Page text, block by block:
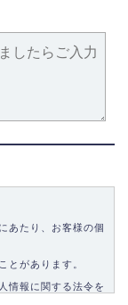
あたり、お客様の個
とがあります。
情報に関する法令を